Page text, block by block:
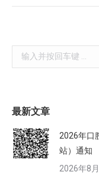
Search:
最新文章
2026年口
站）通知
2026年8